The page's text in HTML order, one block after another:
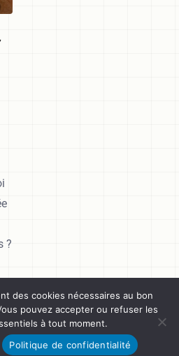
?
articles
des cookies nécessaires au bon
pouvez accepter ou refuser les
à tout moment.
Politique de confidentialité